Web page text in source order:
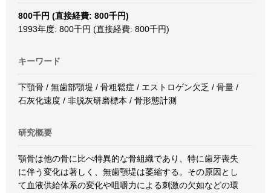
800千円 (直接経費: 800千円)
1993年度: 800千円 (直接経費: 800千円)
キーワード
下顎骨 / 無歯部顎堤 / 骨粗鬆症 / エストロゲン欠乏 / 骨量 /
石灰化速度 / 非脱灰研磨標本 / 骨形態計測
研究概要
顎骨は他の骨に比べ特異的な骨組織であり、特に歯牙喪失
に伴う変化は著しく、無歯顎堤は萎縮する。その原因とし
て血液供給体系の変化や咀嚼力による刺激の欠如などの環